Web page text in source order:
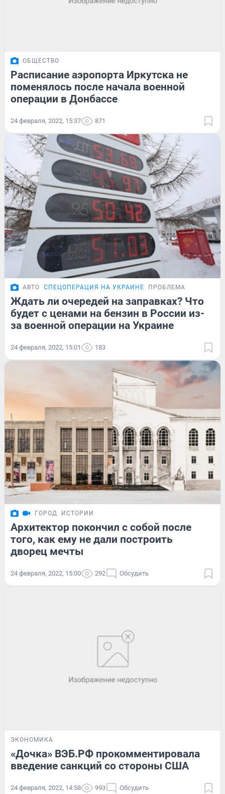
ОБЩЕСТВО
Расписание аэропорта Иркутска не
поменялось после начала военной
операции в Донбассе
24 февраля, 2022, 15:37 871
АВТО СПЕЦОПЕРАЦИЯ НА УКРАИНЕ ПРОБЛЕМА
Ждать ли очередей на заправках? Что
будет с ценами на бензин в России из-
за военной операции на Украине
24 февраля, 2022, 15:01 183
ГОРОД ИСТОРИИ
Архитектор покончил с собой после
того, как ему не дали построить
дворец мечты
24 февраля, 2022, 15:00 292 Обсудить
ЭКОНОМИКА
«Дочка» ВЭБ.РФ прокомментировала
введение санкций со стороны США
24 февраля, 2022, 14:58 993 Обсудить